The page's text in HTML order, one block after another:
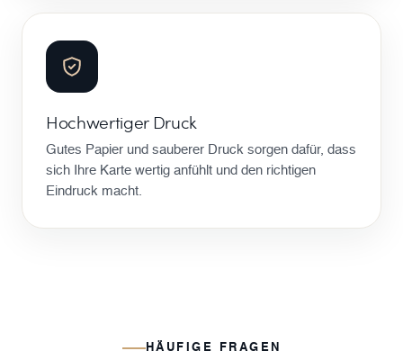
Hochwertiger Druck
Gutes Papier und sauberer Druck sorgen dafür, dass
sich Ihre Karte wertig anfühlt und den richtigen
Eindruck macht.
HÄUFIGE FRAGEN